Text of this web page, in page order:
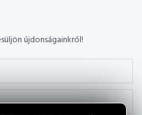
újdonságainkról!